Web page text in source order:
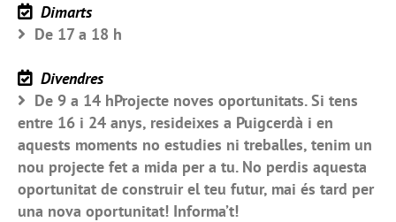
Dimarts
De 17 a 18 h
Divendres
De 9 a 14 hProjecte noves oportunitats. Si tens
entre 16 i 24 anys, resideixes a Puigcerdà i en
aquests moments no estudies ni treballes, tenim un
nou projecte fet a mida per a tu. No perdis aquesta
oportunitat de construir el teu futur, mai és tard per
una nova oportunitat! Informa’t!